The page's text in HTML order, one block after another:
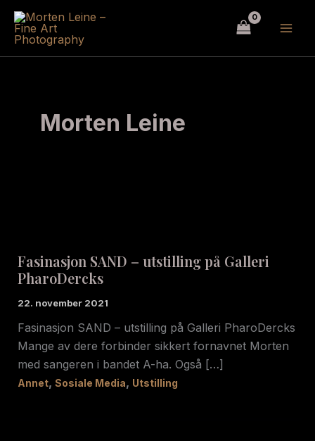
Hopp
rett
Morten Leine
Fasinasjon SAND – utstilling på Galleri
PharoDercks
22. november 2021
Fasinasjon SAND – utstilling på Galleri PharoDercks
Mange av dere forbinder sikkert fornavnet Morten
med sangeren i bandet A-ha. Også […]
Annet, Sosiale Media, Utstilling